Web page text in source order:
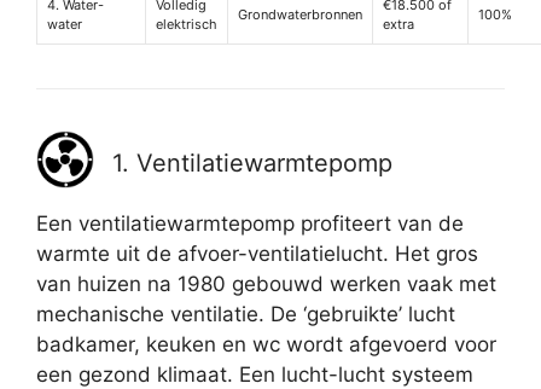
4. Water-
water
Volledig
elektrisch
Grondwaterbronnen
€18.500 of
extra
100%
1. Ventilatiewarmtepomp
Een ventilatiewarmtepomp profiteert van de
warmte uit de afvoer-ventilatielucht. Het gros
van huizen na 1980 gebouwd werken vaak met
mechanische ventilatie. De ‘gebruikte’ lucht
badkamer, keuken en wc wordt afgevoerd voor
een gezond klimaat. Een lucht-lucht systeem